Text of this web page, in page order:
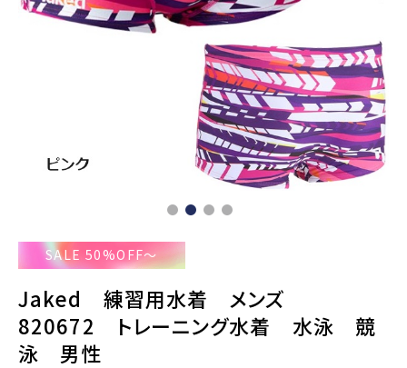
SALE 50%OFF～
Jaked 練習用水着 メンズ
820672 トレーニング水着 水泳 競
泳 男性